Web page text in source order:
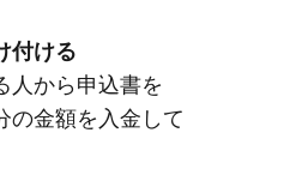
付ける
人から​申込書を​
の​金額を​入金して​